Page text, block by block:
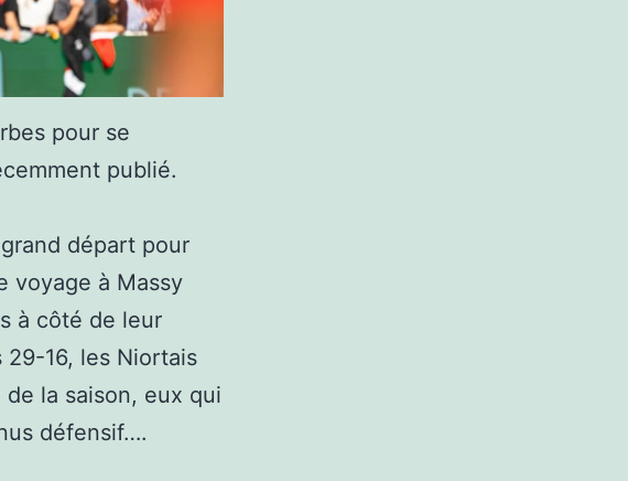
pour se
publié.
départ pour
voyage à Massy
à côté de leur
16, les Niortais
la saison, eux qui
défensif….